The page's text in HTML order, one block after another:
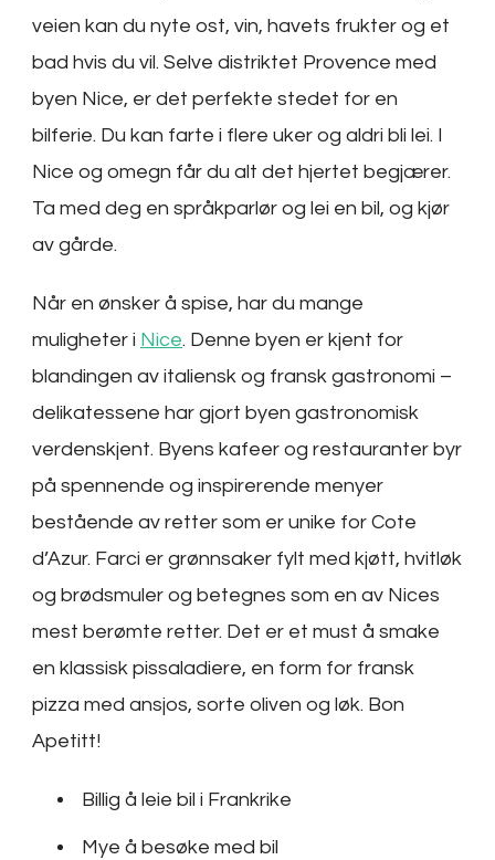
veien kan du nyte ost, vin, havets frukter og et
bad hvis du vil. Selve distriktet Provence med
byen Nice, er det perfekte stedet for en
bilferie. Du kan farte i flere uker og aldri bli lei. I
Nice og omegn får du alt det hjertet begjærer.
Ta med deg en språkparlør og lei en bil, og kjør
av gårde.
Når en ønsker å spise, har du mange
muligheter i Nice. Denne byen er kjent for
blandingen av italiensk og fransk gastronomi –
delikatessene har gjort byen gastronomisk
verdenskjent. Byens kafeer og restauranter byr
på spennende og inspirerende menyer
bestående av retter som er unike for Cote
d’Azur. Farci er grønnsaker fylt med kjøtt, hvitløk
og brødsmuler og betegnes som en av Nices
mest berømte retter. Det er et must å smake
en klassisk pissaladiere, en form for fransk
pizza med ansjos, sorte oliven og løk. Bon
Apetitt!
Billig å leie bil i Frankrike
Mye å besøke med bil